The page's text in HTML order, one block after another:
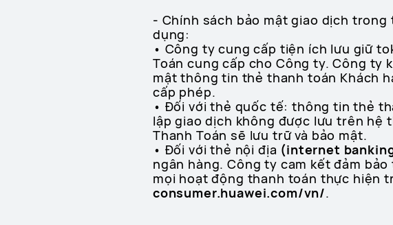
- Chính sách bảo mật giao dịch
dụng:
• Công ty cung cấp tiện ích lưu giữ
Toán cung cấp cho Công ty. Công
mật thông tin thẻ thanh toán Khách
cấp phép.
• Đối với thẻ quốc tế: thông tin thẻ
lập giao dịch không được lưu trên hệ
Thanh Toán sẽ lưu trữ và bảo mật.
• Đối với thẻ nội địa (internet
ngân hàng. Công ty cam kết đảm
mọi hoạt động thanh toán thực hiện
consumer.huawei.com/vn/.